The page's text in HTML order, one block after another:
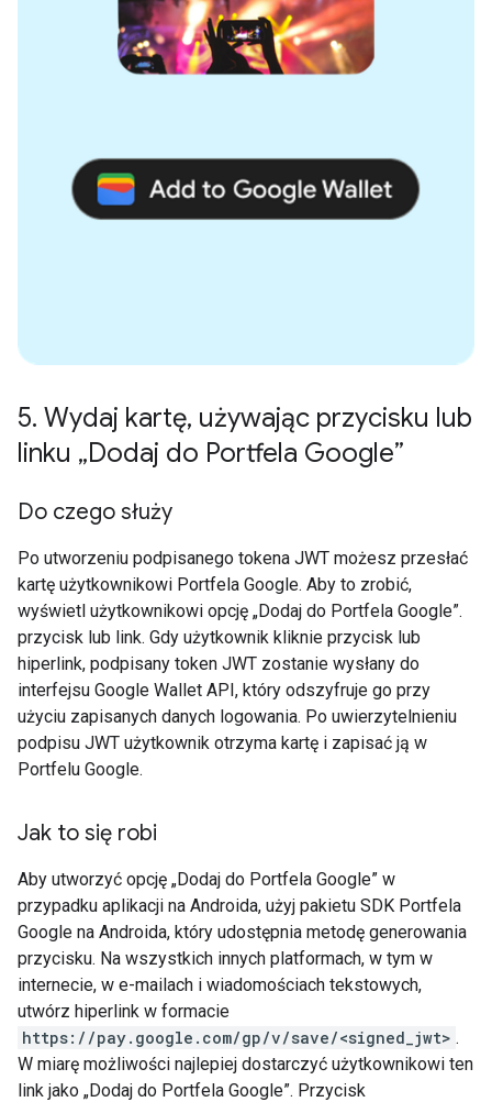
5. Wydaj kartę, używając przycisku lub
linku „Dodaj do Portfela Google”
Do czego służy
Po utworzeniu podpisanego tokena JWT możesz przesłać
kartę użytkownikowi Portfela Google. Aby to zrobić,
wyświetl użytkownikowi opcję „Dodaj do Portfela Google”.
przycisk lub link. Gdy użytkownik kliknie przycisk lub
hiperlink, podpisany token JWT zostanie wysłany do
interfejsu Google Wallet API, który odszyfruje go przy
użyciu zapisanych danych logowania. Po uwierzytelnieniu
podpisu JWT użytkownik otrzyma kartę i zapisać ją w
Portfelu Google.
Jak to się robi
Aby utworzyć opcję „Dodaj do Portfela Google” w
przypadku aplikacji na Androida, użyj pakietu SDK Portfela
Google na Androida, który udostępnia metodę generowania
przycisku. Na wszystkich innych platformach, w tym w
internecie, w e-mailach i wiadomościach tekstowych,
utwórz hiperlink w formacie
https://pay.google.com/gp/v/save/<signed_jwt> .
W miarę możliwości najlepiej dostarczyć użytkownikowi ten
link jako „Dodaj do Portfela Google”. Przycisk